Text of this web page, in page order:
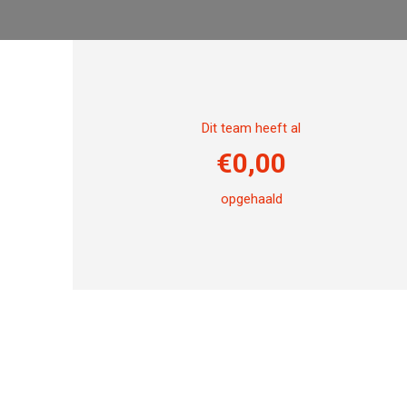
Dit team heeft al
€0,00
opgehaald